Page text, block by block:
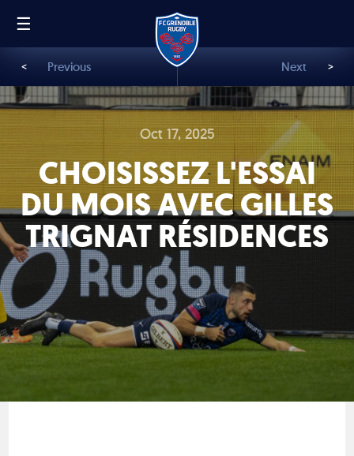
☰
Oct 17, 2025
CHOISISSEZ L'ESSAI
DU MOIS AVEC GILLES
TRIGNAT RÉSIDENCES
< Previous Next >